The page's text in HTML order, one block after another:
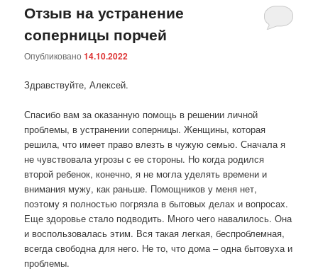
Отзыв на устранение
соперницы порчей
Опубликовано14.10.2022
Здравствуйте, Алексей.
Спасибо вам за оказанную помощь в решении личной
проблемы, в устранении соперницы. Женщины, которая
решила, что имеет право влезть в чужую семью. Сначала я
не чувствовала угрозы с ее стороны. Но когда родился
второй ребенок, конечно, я не могла уделять времени и
внимания мужу, как раньше. Помощников у меня нет,
поэтому я полностью погрязла в бытовых делах и вопросах.
Еще здоровье стало подводить. Много чего навалилось. Она
и воспользовалась этим. Вся такая легкая, беспроблемная,
всегда свободна для него. Не то, что дома – одна бытовуха и
проблемы.